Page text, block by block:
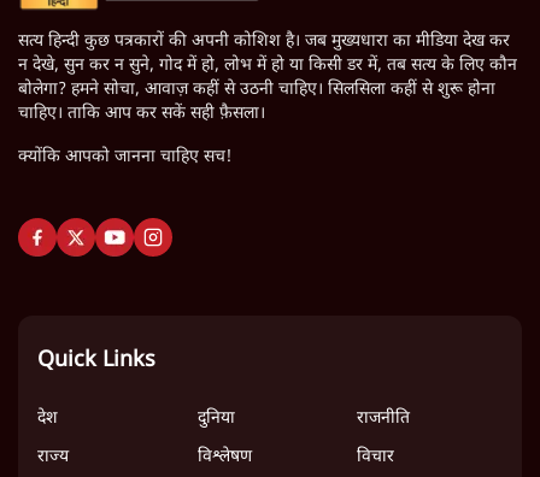
सत्य हिन्दी कुछ पत्रकारों की अपनी कोशिश है। जब मुख्यधारा का मीडिया देख कर
न देखे, सुन कर न सुने, गोद में हो, लोभ में हो या किसी डर में, तब सत्य के लिए कौन
बोलेगा? हमने सोचा, आवाज़ कहीं से उठनी चाहिए। सिलसिला कहीं से शुरू होना
चाहिए। ताकि आप कर सकें सही फ़ैसला।
क्योंकि आपको जानना चाहिए सच!
Quick Links
देश दुनिया
राजनीति
राज्य
विश्लेषण
विचार